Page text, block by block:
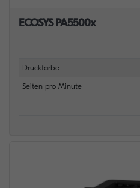
ECOSYS PA5500x
Druckfarbe
Seiten pro Minute